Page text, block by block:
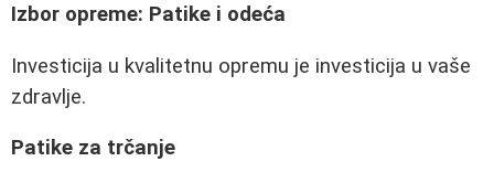
Izbor opreme: Patike i odeća
Investicija u kvalitetnu opremu je investicija u vaše
zdravlje.
Patike za trčanje